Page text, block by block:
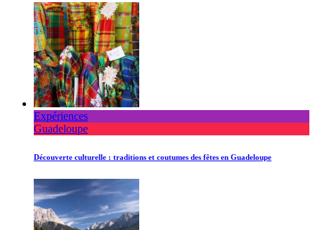
Expériences
Guadeloupe
Découverte culturelle : traditions et coutumes des fêtes en Guadeloupe